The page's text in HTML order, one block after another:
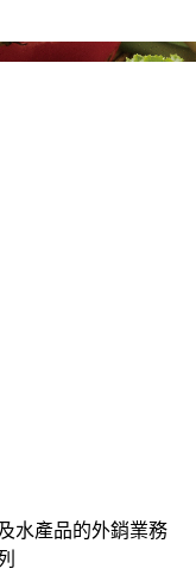
水產品的外銷業務